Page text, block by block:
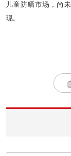
儿童防晒市场，尚
现。